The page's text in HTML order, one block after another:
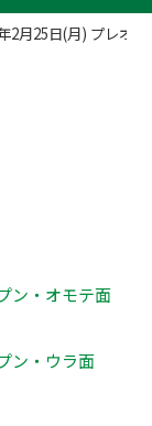
2月25日(月) プレオー